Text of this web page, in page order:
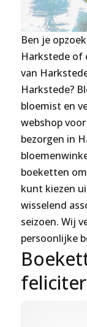
Ben je
Harkstede of
van
Harkstede?
bloemist en
webshop
bezorgen in
boeketten
kunt kiezen
wisselend
seizoen. Wij
persoonlijke